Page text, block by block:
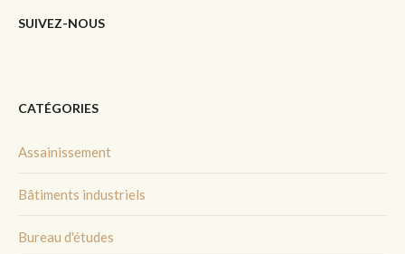
SUIVEZ-NOUS
CATÉGORIES
Assainissement
Bâtiments industriels
Bureau d'études